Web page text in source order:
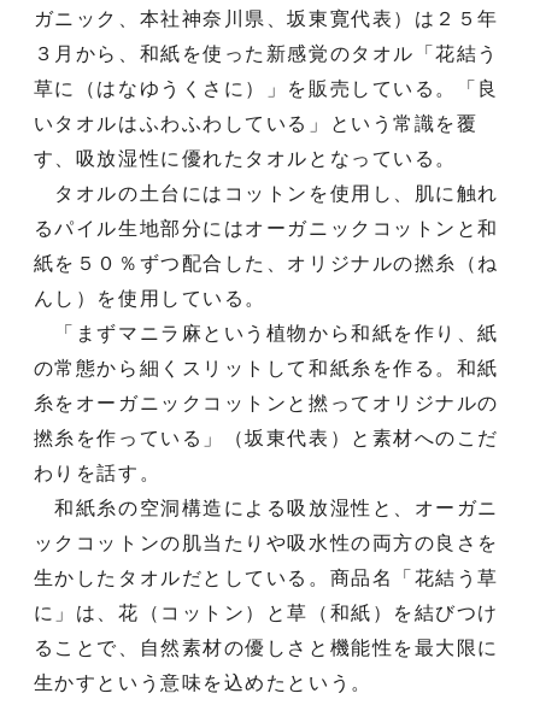
ガニック、本社神奈川県、坂東寛代表）は２５年
３月から、和紙を使った新感覚のタオル「花結う
草に（はなゆうくさに）」を販売している。「良
いタオルはふわふわしている」という常識を覆
す、吸放湿性に優れたタオルとなっている。
タオルの土台にはコットンを使用し、肌に触れ
るパイル生地部分にはオーガニックコットンと和
紙を５０％ずつ配合した、オリジナルの撚糸（ね
んし）を使用している。
「まずマニラ麻という植物から和紙を作り、紙
の常態から細くスリットして和紙糸を作る。和紙
糸をオーガニックコットンと撚ってオリジナルの
撚糸を作っている」（坂東代表）と素材へのこだ
わりを話す。
和紙糸の空洞構造による吸放湿性と、オーガニ
ックコットンの肌当たりや吸水性の両方の良さを
生かしたタオルだとしている。商品名「花結う草
に」は、花（コットン）と草（和紙）を結びつけ
ることで、自然素材の優しさと機能性を最大限に
生かすという意味を込めたという。